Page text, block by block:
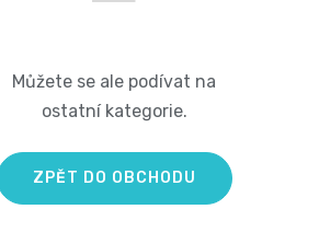
Můžete se ale podívat na
ostatní kategorie.
ZPĚT DO OBCHODU